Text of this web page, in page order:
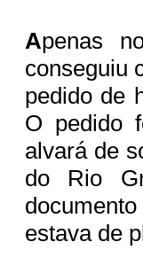
Apenas
conseguiu
pedido de
O pedido
alvará de
do Rio
estava de